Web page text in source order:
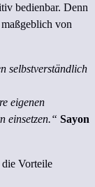
bedienbar. Denn
von
selbstverständlich
eigenen
einsetzen.“ Sayon
Vorteile